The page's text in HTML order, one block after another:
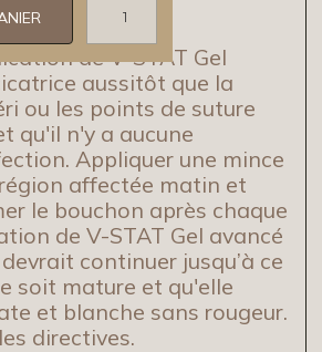
de V-STAT Gel
aussitôt que la
ou les points de suture
qu'il n'y a aucune
Appliquer une mince
affectée matin et
le bouchon après chaque
de V-STAT Gel avancé
continuer jusqu’à ce
soit mature et qu'elle
et blanche sans rougeur.
directives.